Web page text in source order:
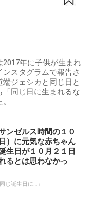
年に子供が生まれ
スタグラムで報告さ
ジェシカと同じ日と
同じ日に生まれるな
ンゼルス時間の１０
）に元気な赤ちゃん
生日が１０月２１日
るとは思わなかっ
じ誕生日に…」